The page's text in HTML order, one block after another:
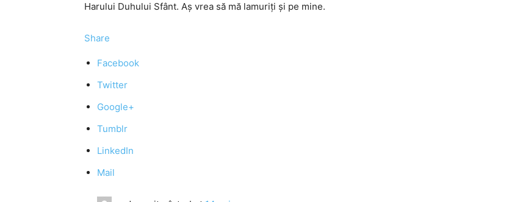
Harului Duhului Sfânt. Aş vrea să mă lamuriţi şi pe mine.
Share
Facebook
Twitter
Google+
Tumblr
LinkedIn
Mail